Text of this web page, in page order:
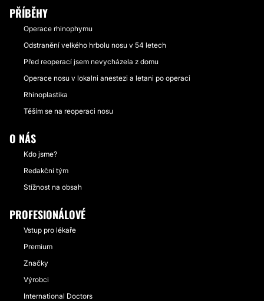
PŘÍBĚHY
Operace rhinophymu
Odstranění velkého hrbolu nosu v 54 letech
Před reoperací jsem nevycházela z domu
Operace nosu v lokalni anestezi a letani po operaci
Rhinoplastika
Těším se na reoperaci nosu
O NÁS
Kdo jsme?
Redakční tým
Stížnost na obsah
PROFESIONÁLOVÉ
Vstup pro lékaře
Premium
Značky
Výrobci
International Doctors